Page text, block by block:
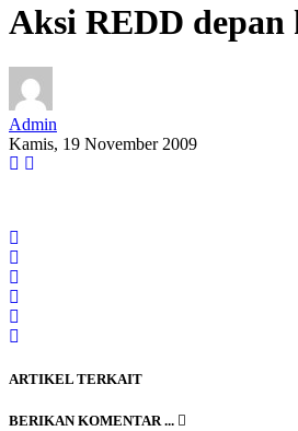
Aksi REDD depan
Admin
Kamis, 19 November 2009
ARTIKEL TERKAIT
BERIKAN KOMENTAR ...